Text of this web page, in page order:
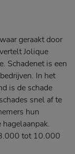
geraakt door
Jolique
Schadenet is een
In het
is de schade
snel af te
hun
tot 10.000